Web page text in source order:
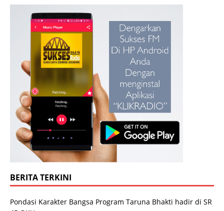
BERITA TERKINI
Pondasi Karakter Bangsa Program Taruna Bhakti hadir di SR